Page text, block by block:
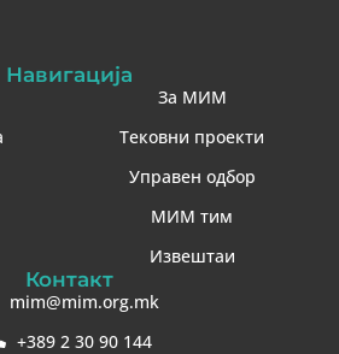
Навигација
За МИМ
Тековни проекти
Управен одбор
МИМ тим
Извештаи
Контакт
mim@mim.org.mk
+389 2 30 90 144